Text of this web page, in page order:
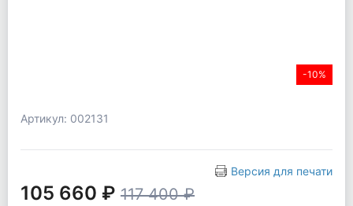
-10%
Артикул: 002131
Версия для печати
105 660 ₽ 117 400 ₽